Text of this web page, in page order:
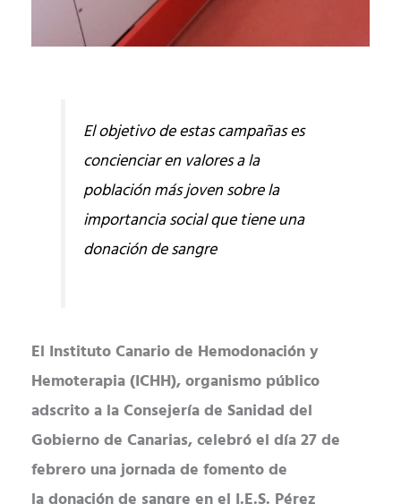
El objetivo de estas campañas es
concienciar en valores a la
población más joven sobre la
importancia social que tiene una
donación de sangre
El Instituto Canario de Hemodonación y
Hemoterapia (ICHH), organismo público
adscrito a la Consejería de Sanidad del
Gobierno de Canarias, celebró el día 27 de
febrero una jornada de fomento de